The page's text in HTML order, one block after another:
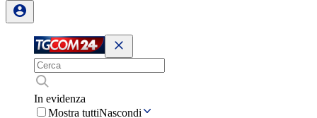
In evidenza
Mostra tuttiNascondi